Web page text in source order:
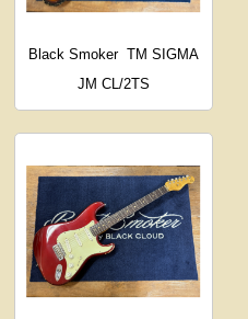
Black Smoker TM SIGMA
JM CL/2TS